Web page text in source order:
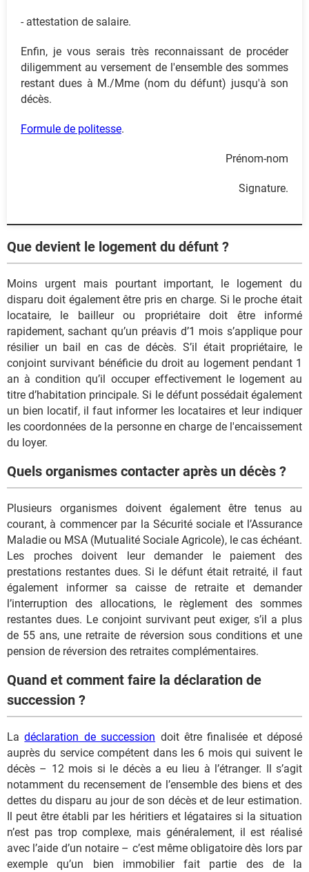
- attestation de salaire.
Enfin, je vous serais très reconnaissant de procéder
diligemment au versement de l'ensemble des sommes
restant dues à M./Mme (nom du défunt) jusqu'à son
décès.
Formule de politesse.
Prénom-nom
Signature.
Que devient le logement du défunt ?
Moins urgent mais pourtant important, le logement du
disparu doit également être pris en charge. Si le proche était
locataire, le bailleur ou propriétaire doit être informé
rapidement, sachant qu’un préavis d’1 mois s’applique pour
résilier un bail en cas de décès. S’il était propriétaire, le
conjoint survivant bénéficie du droit au logement pendant 1
an à condition qu’il occuper effectivement le logement au
titre d’habitation principale. Si le défunt possédait également
un bien locatif, il faut informer les locataires et leur indiquer
les coordonnées de la personne en charge de l'encaissement
du loyer.
Quels organismes contacter après un décès ?
Plusieurs organismes doivent également être tenus au
courant, à commencer par la Sécurité sociale et l’Assurance
Maladie ou MSA (Mutualité Sociale Agricole), le cas échéant.
Les proches doivent leur demander le paiement des
prestations restantes dues. Si le défunt était retraité, il faut
également informer sa caisse de retraite et demander
l’interruption des allocations, le règlement des sommes
restantes dues. Le conjoint survivant peut exiger, s’il a plus
de 55 ans, une retraite de réversion sous conditions et une
pension de réversion des retraites complémentaires.
Quand et comment faire la déclaration de
succession ?
Ladéclaration de succession doit être finalisée et déposé
auprès du service compétent dans les 6 mois qui suivent le
décès – 12 mois si le décès a eu lieu à l’étranger. Il s’agit
notamment du recensement de l’ensemble des biens et des
dettes du disparu au jour de son décès et de leur estimation.
Il peut être établi par les héritiers et légataires si la situation
n’est pas trop complexe, mais généralement, il est réalisé
avec l’aide d’un notaire – c’est même obligatoire dès lors par
exemple qu’un bien immobilier fait partie des de la